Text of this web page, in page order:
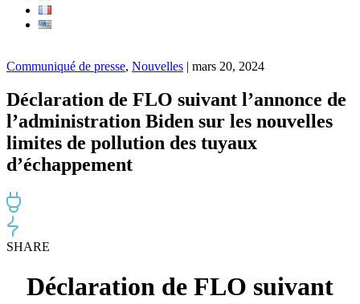
Communiqué de presse, Nouvelles | mars 20, 2024
Déclaration de FLO suivant l’annonce de
l’administration Biden sur les nouvelles
limites de pollution des tuyaux
d’échappement
SHARE
Déclaration de FLO suivant